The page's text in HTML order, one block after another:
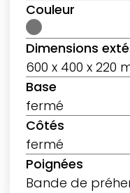
Couleur
Dimensions
600 x 400 x 220
Base
fermé
Côtés
fermé
Poignées
Bande de